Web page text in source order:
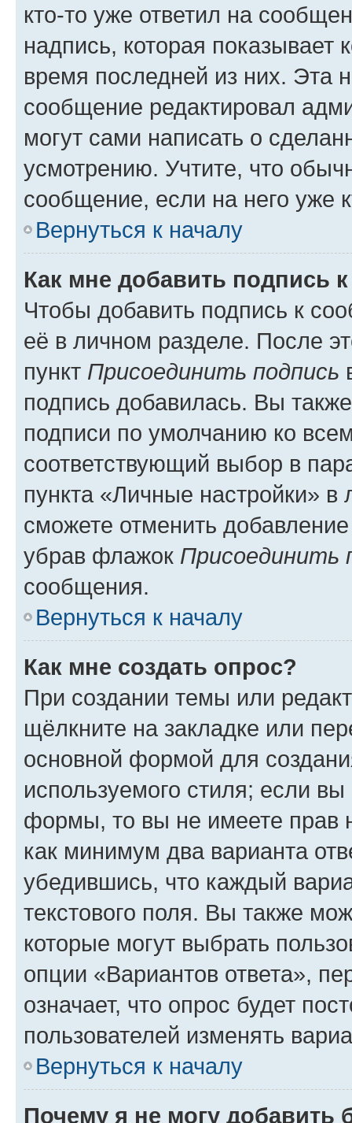
кто-то уже ответил на
надпись, которая показывает
время последней из них. Эта
сообщение редактировал
могут сами написать о
усмотрению. Учтите, что
сообщение, если на него уже
Вернуться к началу
Как мне добавить подпись
Чтобы добавить подпись к
её в личном разделе. После
пункт Присоединить подпись
подпись добавилась. Вы
подписи по умолчанию ко
соответствующий выбор в
пункта «Личные настройки»
сможете отменить
убрав флажок Присоединить
сообщения.
Вернуться к началу
Как мне создать опрос?
При создании темы или
щёлкните на закладке или
основной формой для
используемого стиля; если
формы, то вы не имеете прав
как минимум два варианта
убедившись, что каждый
текстового поля. Вы также
которые могут выбрать
опции «Вариантов ответа»,
означает, что опрос будет
пользователей изменять
Вернуться к началу
Почему я не могу добавить